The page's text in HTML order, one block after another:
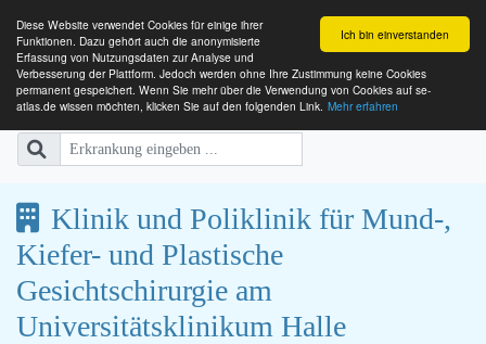
Ich bin einverstanden
Diese Website verwendet Cookies für einige ihrer
Funktionen. Dazu gehört auch die anonymisierte
Erfassung von Nutzungsdaten zur Analyse und
Verbesserung der Plattform. Jedoch werden ohne Ihre Zustimmung keine Cookies
permanent gespeichert. Wenn Sie mehr über die Verwendung von Cookies auf se-
atlas.de wissen möchten, klicken Sie auf den folgenden Link. Mehr erfahren
SE-ATLAS
Versorgungsatlas für Menschen
Klinik und Poliklinik für Mund-,
Kiefer- und Plastische
Gesichtschirurgie am
Universitätsklinikum Halle